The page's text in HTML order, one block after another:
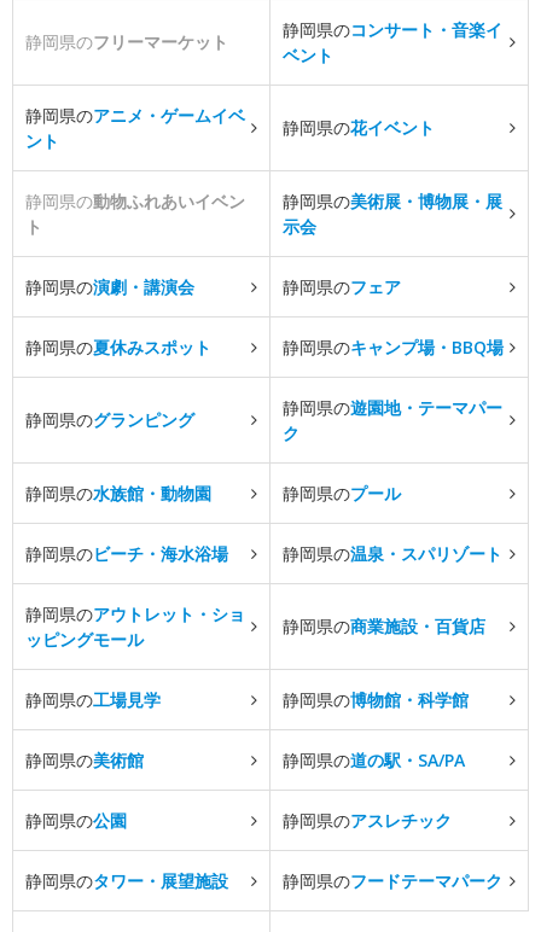
静岡県のフリーマーケット
静岡県のコンサート・音楽イ
ベント
静岡県のアニメ・ゲームイベ
ント
静岡県の花イベント
静岡県の動物ふれあいイベン
ト
静岡県の美術展・博物展・展
示会
静岡県の演劇・講演会 静岡県のフェア
静岡県の夏休みスポット 静岡県のキャンプ場・BBQ場
静岡県のグランピング
静岡県の遊園地・テーマパー
ク
静岡県の水族館・動物園 静岡県のプール
静岡県のビーチ・海水浴場 静岡県の温泉・スパリゾート
静岡県のアウトレット・ショ
ッピングモール
静岡県の商業施設・百貨店
静岡県の工場見学 静岡県の博物館・科学館
静岡県の美術館 静岡県の道の駅・SA/PA
静岡県の公園 静岡県のアスレチック
静岡県のタワー・展望施設 静岡県のフードテーマパーク